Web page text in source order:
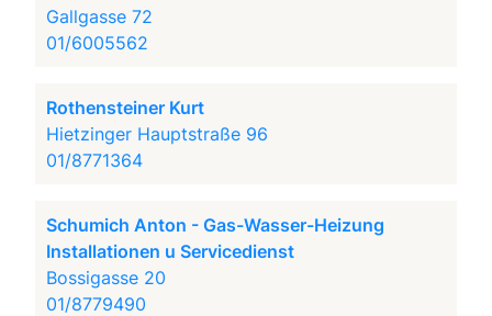
Gallgasse 72
01/6005562
Rothensteiner Kurt
Hietzinger Hauptstraße 96
01/8771364
Schumich Anton - Gas-Wasser-Heizung
Installationen u Servicedienst
Bossigasse 20
01/8779490